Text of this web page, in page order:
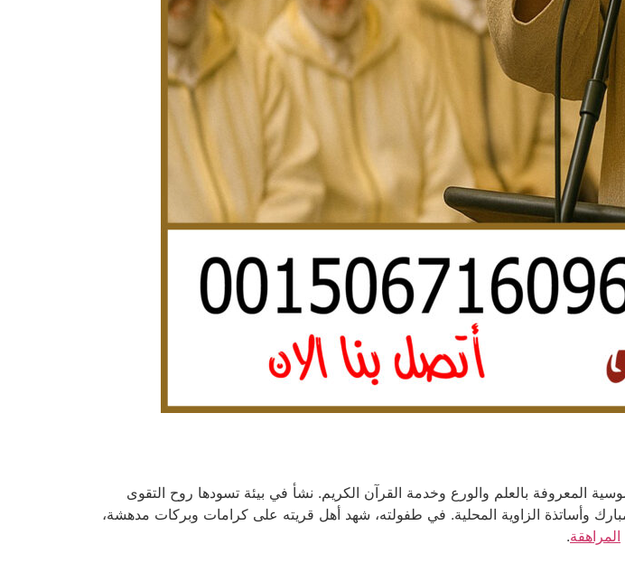
المعروفة بالعلم والورع وخدمة القرآن الكريم. نشأ في بيئة تسودها روح التقوى
وأساتذة الزاوية المحلية. في طفولته، شهد أهل قريته على كرامات وبركات مدهشة،
المراهقة.